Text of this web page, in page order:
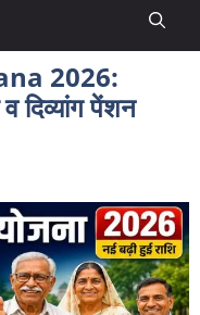
2026:
दिव्यांग पेंशन